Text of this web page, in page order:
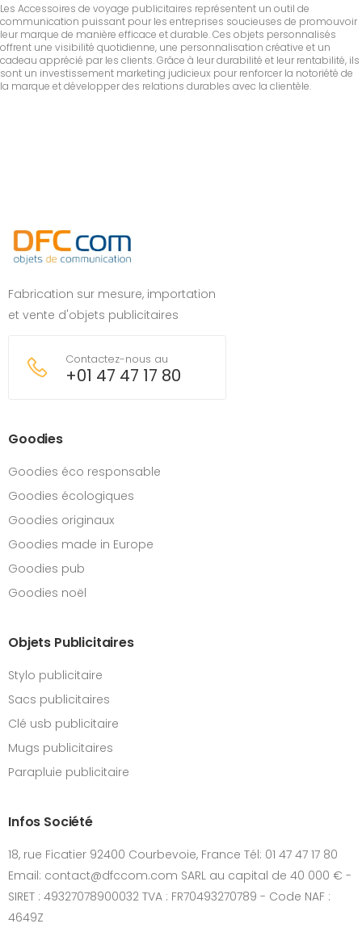
Les Accessoires de voyage publicitaires représentent un outil de
communication puissant pour les entreprises soucieuses de promouvoir
leur marque de manière efficace et durable. Ces objets personnalisés
offrent une visibilité quotidienne, une personnalisation créative et un
cadeau apprécié par les clients. Grâce à leur durabilité et leur rentabilité, ils
sont un investissement marketing judicieux pour renforcer la notoriété de
la marque et développer des relations durables avec la clientèle.
Fabrication sur mesure, importation
et vente d'objets publicitaires
Contactez-nous au
+01 47 47 17 80
Goodies
Goodies éco responsable
Goodies écologiques
Goodies originaux
Goodies made in Europe
Goodies pub
Goodies noël
Objets Publicitaires
Stylo publicitaire
Sacs publicitaires
Clé usb publicitaire
Mugs publicitaires
Parapluie publicitaire
Infos Société
18, rue Ficatier 92400 Courbevoie, France Tél: 01 47 47 17 80
Email: contact@dfccom.com SARL au capital de 40 000 € -
SIRET : 49327078900032 TVA : FR70493270789 - Code NAF :
4649Z